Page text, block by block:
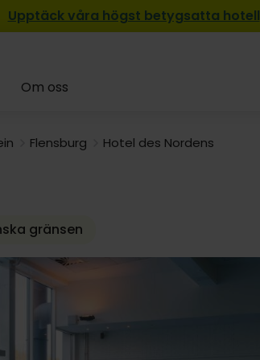
Upptäck våra högst betygsatta hotell
Om oss
Flensburg Hotel des Nordens
gränsen